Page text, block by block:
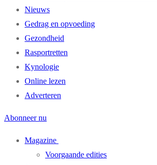
Nieuws
Gedrag en opvoeding
Gezondheid
Rasportretten
Kynologie
Online lezen
Adverteren
Abonneer nu
Magazine
Voorgaande edities